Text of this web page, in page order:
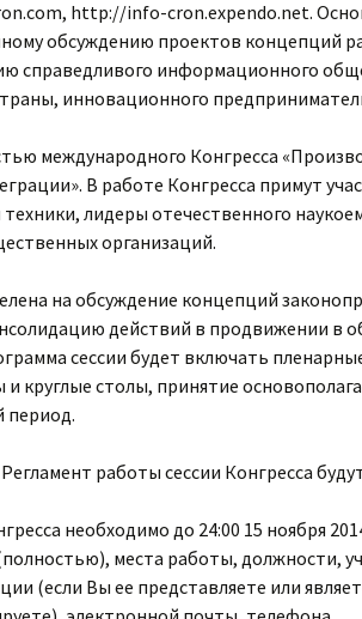
http://info-cron.expendo.net.
обсуждению проектов концепций
справедливого информационного
инновационного
международного Конгресса
В работе Конгресса примут
лидеры отечественного
организаций.
на обсуждение концепций
действий в продвижении в
сессии будет включать
круглые столы, принятие
период.
работы сессии Конгресса
необходимо до 24:00 15 ноября
места работы, должности,
(если Вы ее представляете или